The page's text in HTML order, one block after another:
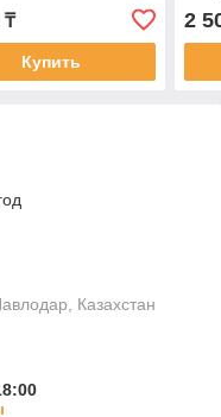
₸
Купить
2
Казахстан